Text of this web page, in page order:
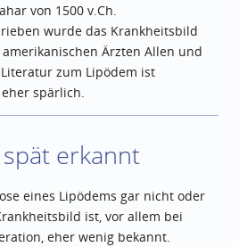
von 1500 v.Ch.
wurde das Krankheitsbild
Ärzten Allen und
zum Lipödem ist
spärlich.
erkannt
eines Lipödems gar nicht oder
ist, vor allem bei
eher wenig bekannt.